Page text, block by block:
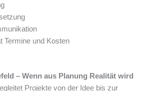
Termine und Kosten
– Wenn aus Planung Realität wird
Projekte von der Idee bis zur